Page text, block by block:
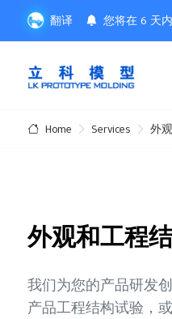
翻译 您将在 6 天
Home Services 外
外观和工程
我们为您的产品研发
产品工程结构试验，